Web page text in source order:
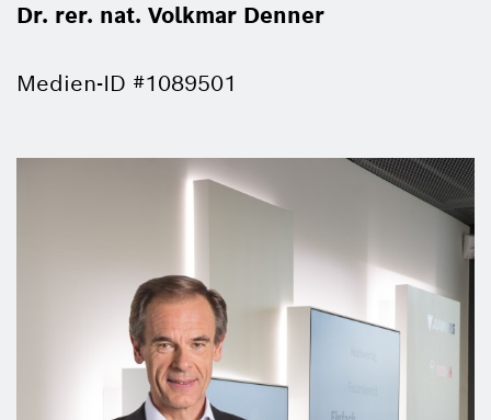
Dr. rer. nat. Volkmar Denner
Medien-ID #1089501